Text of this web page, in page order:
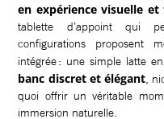
en expérience visuelle
tablette d’appoint qui
configurations proposent
intégrée : une simple latte
banc discret et élégant,
quoi offrir un véritable
immersion naturelle.